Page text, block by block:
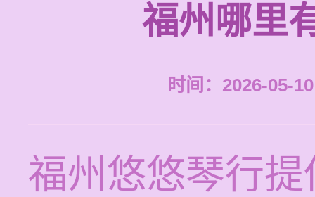
福州哪里
时间：2026-05-
福州悠悠琴行